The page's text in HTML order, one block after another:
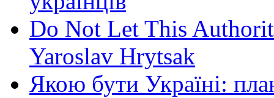
Do Not Let This
Yaroslav Hrytsak
Якою бути Україні: